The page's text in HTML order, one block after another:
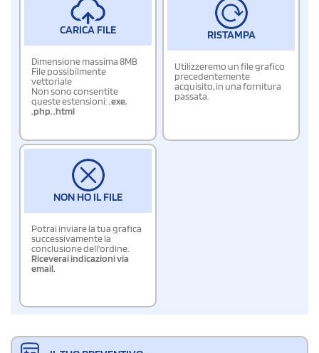
CARICA FILE
Dimensione massima 8MB
File possibilmente
vettoriale
Non sono consentite
queste estensioni:.exe,
.php,.html
RISTAMPA
Utilizzeremo un file grafico
precedentemente
acquisito, in una fornitura
passata.
NON HO IL FILE
Potrai inviare la tua grafica
successivamente la
conclusione dell'ordine.
Riceverai indicazioni via
email.